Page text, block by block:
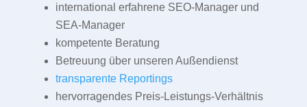
international erfahrene SEO-Manager und
SEA-Manager
kompetente Beratung
Betreuung über unseren Außendienst
transparente Reportings
hervorragendes Preis-Leistungs-Verhältnis